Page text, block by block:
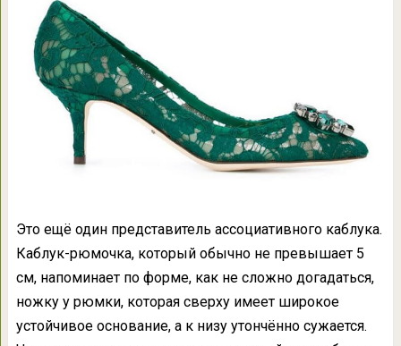
Это ещё один представитель ассоциативного каблука.
Каблук-рюмочка, который обычно не превышает 5
см, напоминает по форме, как не сложно догадаться,
ножку у рюмки, которая сверху имеет широкое
устойчивое основание, а к низу утончённо сужается.